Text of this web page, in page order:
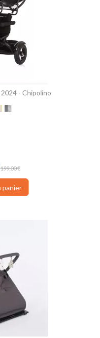
- Chipolino
199,00 €
SilverGold
/ Beige
Grey/Silver
panier